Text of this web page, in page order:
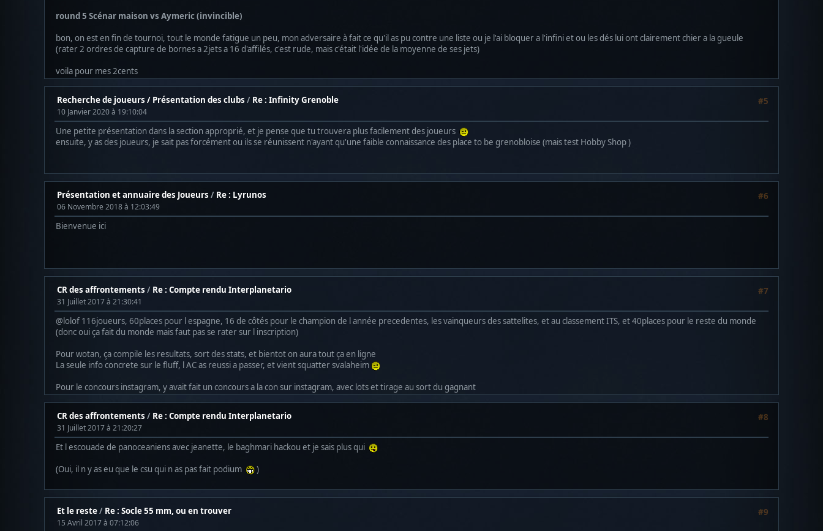
round 5 Scénar maison vs Aymeric (invincible)
bon, on est en fin de tournoi, tout le monde fatigue un peu, mon adversaire à fait ce qu'il as pu contre une liste ou je l'ai bloquer a l'infini et ou les dés lui ont clairement chier a la gueule
(rater 2 ordres de capture de bornes a 2jets a 16 d'affilés, c'est rude, mais c'était l'idée de la moyenne de ses jets)
voila pour mes 2cents
#5
Recherche de joueurs / Présentation des clubs / Re : Infinity Grenoble
10 Janvier 2020 à 19:10:04
Une petite présentation dans la section approprié, et je pense que tu trouvera plus facilement des joueurs
ensuite, y as des joueurs, je sait pas forcément ou ils se réunissent n'ayant qu'une faible connaissance des place to be grenobloise (mais test Hobby Shop )
#6
Présentation et annuaire des Joueurs / Re : Lyrunos
06 Novembre 2018 à 12:03:49
Bienvenue ici
#7
CR des affrontements / Re : Compte rendu Interplanetario
31 Juillet 2017 à 21:30:41
@lolof 116joueurs, 60places pour l espagne, 16 de côtés pour le champion de l année precedentes, les vainqueurs des sattelites, et au classement ITS, et 40places pour le reste du monde
(donc oui ça fait du monde mais faut pas se rater sur l inscription)
Pour wotan, ça compile les resultats, sort des stats, et bientot on aura tout ça en ligne
La seule info concrete sur le fluff, l AC as reussi a passer, et vient squatter svalaheim
Pour le concours instagram, y avait fait un concours a la con sur instagram, avec lots et tirage au sort du gagnant
#8
CR des affrontements / Re : Compte rendu Interplanetario
31 Juillet 2017 à 21:20:27
Et l escouade de panoceaniens avec jeanette, le baghmari hackou et je sais plus qui
(Oui, il n y as eu que le csu qui n as pas fait podium
)
#9
Et le reste/ Re : Socle 55 mm, ou en trouver
15 Avril 2017 à 07:12:06